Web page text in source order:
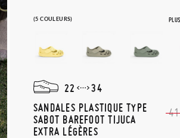
(5 COULEURS)
22
34
SANDALES PLASTIQUE TYPE
SABOT BAREFOOT TIJUCA
EXTRA LÉGÈRES